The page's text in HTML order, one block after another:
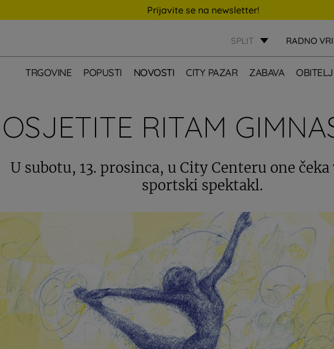
Prijavite se na newsletter!
SPLIT RADNO
TRGOVINE POPUSTI NOVOSTI CITY PAZAR ZABAVA
OSJETITE RITAM
U subotu, 13. prosinca, u City Centeru one
sportski spektakl.